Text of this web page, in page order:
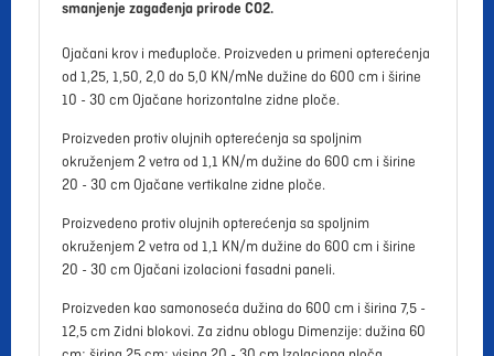
smanjenje zagađenja prirode CO2.
Ojačani krov i međuploče. Proizveden u primeni opterećenja
od 1,25, 1,50, 2,0 do 5,0 KN/mNe dužine do 600 cm i širine
10 - 30 cm Ojačane horizontalne zidne ploče.
Proizveden protiv olujnih opterećenja sa spoljnim
okruženjem 2 vetra od 1,1 KN/m dužine do 600 cm i širine
20 - 30 cm Ojačane vertikalne zidne ploče.
Proizvedeno protiv olujnih opterećenja sa spoljnim
okruženjem 2 vetra od 1,1 KN/m dužine do 600 cm i širine
20 - 30 cm Ojačani izolacioni fasadni paneli.
Proizveden kao samonoseća dužina do 600 cm i širina 7,5 -
12,5 cm Zidni blokovi. Za zidnu oblogu Dimenzije: dužina 60